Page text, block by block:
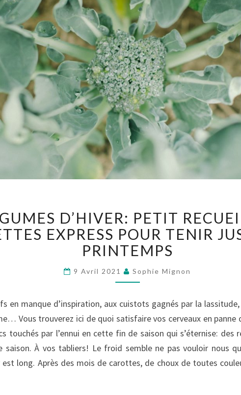
D’HIVER:
PETIT
RECUEIL
DE
RECETTES
EXPRESS
TENIR
JUSQU’AU
PRINTEMPS
D’HIVER: PETIT
EXPRESS POUR TENIR
PRINTEMPS
9 Avril 2021 Sophie Mignon
en manque d’inspiration, aux cuistots gagnés par la
Vous trouverez ici de quoi satisfaire vos cerveaux en panne
touchés par l’ennui en cette fin de saison qui s’éternise: des
saison. À vos tabliers! Le froid semble ne pas vouloir nous
est long. Après des mois de carottes, de choux de toutes